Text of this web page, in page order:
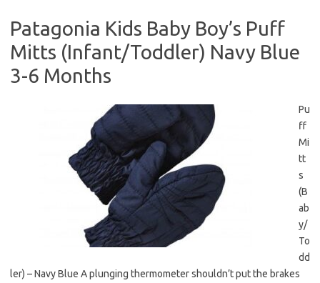
Patagonia Kids Baby Boy’s Puff
Mitts (Infant/Toddler) Navy Blue
3-6 Months
Pu
ff
Mi
tt
s
(B
ab
y/
To
dd
ler) – Navy Blue A plunging thermometer shouldn’t put the brakes